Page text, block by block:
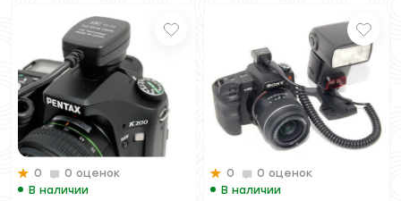
0
0 оценок
В наличии
0
0 оценок
В наличии